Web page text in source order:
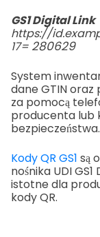
GS1 Digital Link
https://
17= 280629
System
dane GTIN oraz
za pomocą
producenta lub
bezpieczeństwa.
Kody QR GS1 są
nośnika UDI
istotne dla
kody QR.